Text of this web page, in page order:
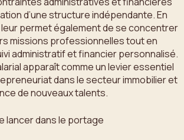
d’une structure indépendante. En
permet également de se concentrer
missions professionnelles tout en
administratif et financier personnalisé.
apparaît comme un levier essentiel
dans le secteur immobilier et
de nouveaux talents.
lancer dans le portage